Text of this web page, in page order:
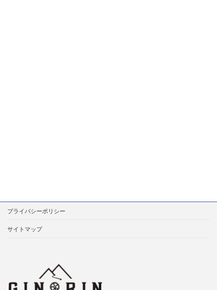
プライバシーポリシー
サイトマップ